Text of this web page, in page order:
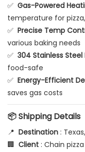
✅ Gas-Powered
temperature for
✅ Precise Temp
various baking needs
✅ 304 Stainless
food-safe
✅ Energy-Efficient
saves gas costs
📦 Shipping Details
📍 Destination :
🏢 Client : Chain